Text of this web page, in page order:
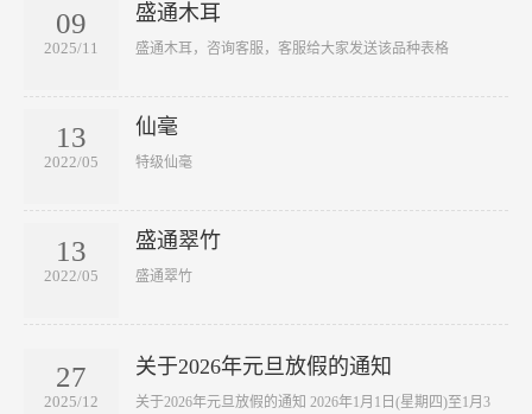
09
2025/11
盛通木耳
​盛通木耳，咨询客服，客服给大家发送该品种表格
13
2022/05
仙毫
​特级仙毫
13
2022/05
盛通翠竹
​盛通翠竹
27
2025/12
关于2026年元旦放假的通知
关于2026年元旦放假的通知 2026年1月1日(星期四)至1月3